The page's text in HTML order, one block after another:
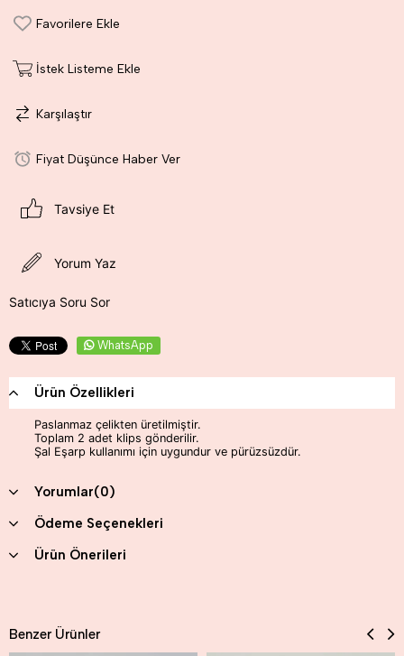
Favorilere Ekle
İstek Listeme Ekle
Karşılaştır
Fiyat Düşünce Haber Ver
Tavsiye Et
Yorum Yaz
Satıcıya Soru Sor
WhatsApp
Ürün Özellikleri
Paslanmaz çelikten üretilmiştir.
Toplam 2 adet klips gönderilir.
Şal Eşarp kullanımı için uygundur ve pürüzsüzdür.
Yorumlar(0)
Ödeme Seçenekleri
Ürün Önerileri
Benzer Ürünler